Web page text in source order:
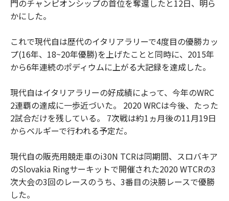
門のチャンピオンシップの首位を奪還したと12日、明ら
かにした。
これで現代自は歴代のイタリアラリーで4度目の優勝カッ
プ(16年、18~20年優勝)を上げたことと同時に、2015年
から6年連続のポディウムに上がる大記録を達成した。
現代自はイタリアラリーの好成績によって、今年のWRC
2連覇の達成に一歩近づいた。 2020 WRCは今後、たった
2試合だけを残している。 7次戦は約1ヵ月後の11月19日
からベルギーで行われる予定だ。
現代自の販売用競走車のi30N TCRは同期間、スロバキア
のSlovakia Ringサーキットで開催された2020 WTCRの3
次大会の3回のレースのうち、3番目の決勝レースで優勝
した。